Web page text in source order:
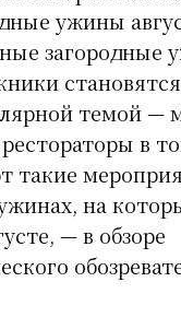
загородные
темой —
в
такие
на
— в обзоре